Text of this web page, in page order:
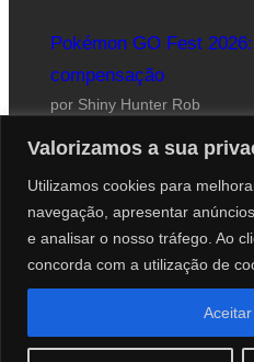
Valorizamos a sua
Utilizamos cookies para
navegação, apresentar
e analisar o nosso tráfego. Ao
concorda com a utilização de
Pokémon GO Fest
compensação
por Shiny Hunter Rob
Website desenhado por
© 2012-2026 PokéCenter Blog